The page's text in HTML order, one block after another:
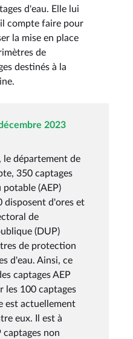
d'eau. Elle lui
compte faire pour
la mise en place
de
destinés à la
2023
département de
350 captages
(AEP)
disposent d'ores et
de
(DUP)
de protection
d'eau. Ainsi, ce
captages AEP
les 100 captages
est actuellement
eux. Il est à
non